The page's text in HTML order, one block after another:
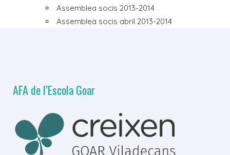
Assemblea socis 2013-2014
Assemblea socis abril 2013-2014
AFA de l’Escola Goar